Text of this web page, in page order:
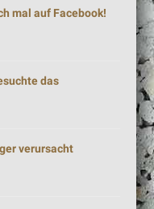
mal auf Facebook!
das
verursacht